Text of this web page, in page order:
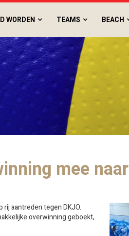
WORDEN TEAMS BEACH
mee naar
aantreden tegen DKJO.
overwinning geboekt,